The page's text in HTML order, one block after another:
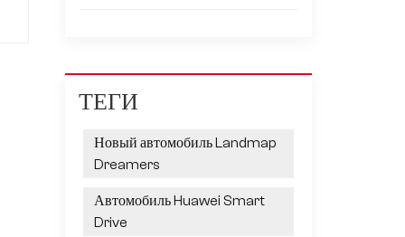
ТЕГИ
Новый автомобиль Landmap
Dreamers
Автомобиль Huawei Smart
Drive